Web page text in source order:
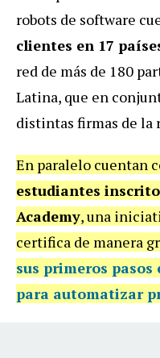
robots de software
clientes en 17
red de más de 180
Latina, que en
distintas firmas de la
En paralelo cuentan
estudiantes
Academy, una
certifica de manera
sus primeros
para automatizar